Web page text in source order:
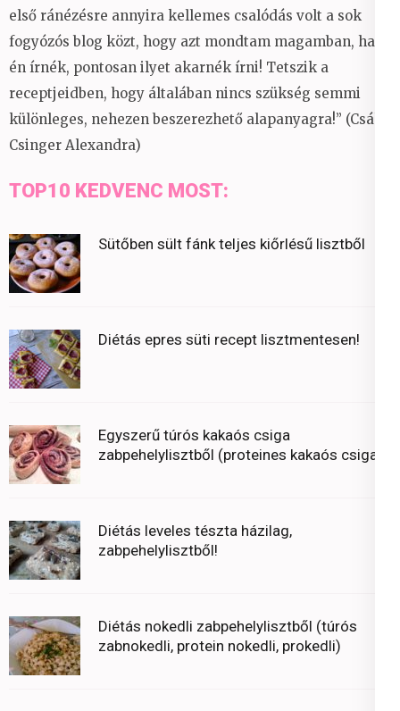
első ránézésre annyira kellemes csalódás volt a sok
fogyózós blog közt, hogy azt mondtam magamban, ha
én írnék, pontosan ilyet akarnék írni! Tetszik a
receptjeidben, hogy általában nincs szükség semmi
különleges, nehezen beszerezhető alapanyagra!” (Csáky
Csinger Alexandra)
TOP10 KEDVENC MOST:
Sütőben sült fánk teljes kiőrlésű lisztből
Diétás epres süti recept lisztmentesen!
Egyszerű túrós kakaós csiga
zabpehelylisztből (proteines kakaós csiga)
Diétás leveles tészta házilag,
zabpehelylisztből!
Diétás nokedli zabpehelylisztből (túrós
zabnokedli, protein nokedli, prokedli)